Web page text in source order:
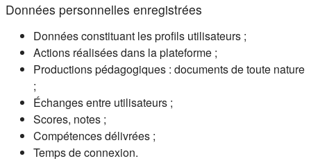
Données personnelles enregistrées
Données constituant les profils utilisateurs ;
Actions réalisées dans la plateforme ;
Productions pédagogiques : documents de toute nature
;
Échanges entre utilisateurs ;
Scores, notes ;
Compétences délivrées ;
Temps de connexion.